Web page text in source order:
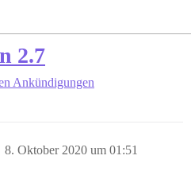
2.7
Ankündigungen
8. Oktober 2020 um 01:51